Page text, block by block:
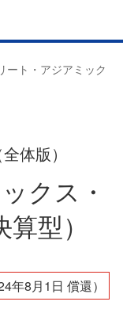
ート・アジアミック
体版）
クス・
型）
年8月1日 償還）